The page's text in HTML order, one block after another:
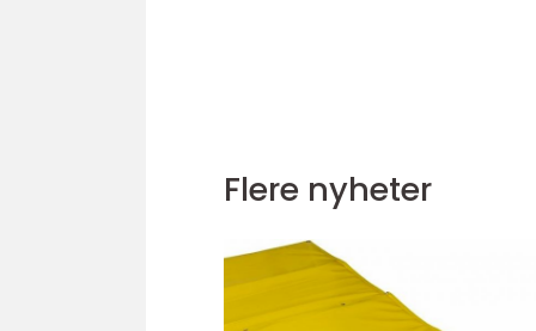
Flere nyheter